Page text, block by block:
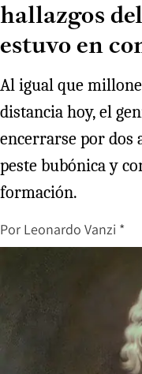
hallazgos
estuvo en
Al igual que
distancia hoy, el
encerrarse por dos
peste bubónica y
formación.
Por Leonardo Vanzi *